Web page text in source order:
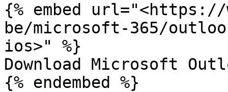
{% embed
be/microsoft-365/
ios>" %}
Download Microsoft
{% endembed %}